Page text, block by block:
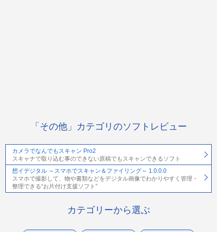
「その他」カテゴリのソフトレビュー
カメラでなんでもスキャン Pro2
スキャナで取り込む事のできない原稿でもスキャンできるソフト
想イデジタル ～スマホでスキャン＆ファイリング～ 1.0.0.0
スマホで撮影して、物や書類などをデジタル画像でわかりやすく管理・
整理できる“お片付け支援ソフト”
カテゴリーから選ぶ